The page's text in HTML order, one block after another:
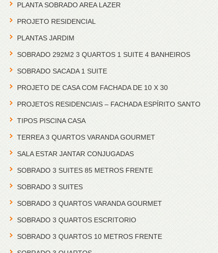
PLANTA SOBRADO AREA LAZER
PROJETO RESIDENCIAL
PLANTAS JARDIM
SOBRADO 292M2 3 QUARTOS 1 SUITE 4 BANHEIROS
SOBRADO SACADA 1 SUITE
PROJETO DE CASA COM FACHADA DE 10 X 30
PROJETOS RESIDENCIAIS – FACHADA ESPÍRITO SANTO
TIPOS PISCINA CASA
TERREA 3 QUARTOS VARANDA GOURMET
SALA ESTAR JANTAR CONJUGADAS
SOBRADO 3 SUITES 85 METROS FRENTE
SOBRADO 3 SUITES
SOBRADO 3 QUARTOS VARANDA GOURMET
SOBRADO 3 QUARTOS ESCRITORIO
SOBRADO 3 QUARTOS 10 METROS FRENTE